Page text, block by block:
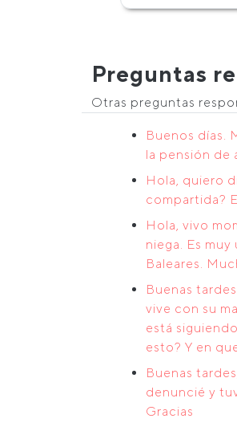
Preguntas
Otras preguntas
Buenos días.
la pensión de
Hola, quiero
compartida?
Hola, vivo
niega. Es
Baleares.
Buenas
vive con su
está
esto? Y en
Buenas
denuncié y
Gracias